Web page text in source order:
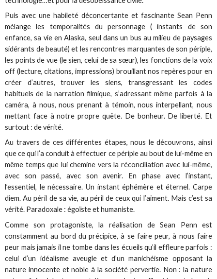
Puis avec une habileté déconcertante et fascinante Sean Penn
mélange les temporalités du personnage ( instants de son
enfance, sa vie en Alaska, seul dans un bus au milieu de paysages
sidérants de beauté) et les rencontres marquantes de son périple,
les points de vue (le sien, celui de sa sœur), les fonctions de la voix
off (lecture, citations, impressions) brouillant nos repères pour en
créer d’autres, trouver les siens, transgressant les codes
habituels de la narration filmique, s’adressant même parfois à la
caméra, à nous, nous prenant à témoin, nous interpellant, nous
mettant face à notre propre quête. De bonheur. De liberté. Et
surtout : de vérité.
Au travers de ces différentes étapes, nous le découvrons, ainsi
que ce qui l’a conduit à effectuer ce périple au bout de lui-même en
même temps que lui chemine vers la réconciliation avec lui-même,
avec son passé, avec son avenir. En phase avec l’instant,
l’essentiel, le nécessaire. Un instant éphémère et éternel. Carpe
diem. Au péril de sa vie, au péril de ceux qui l’aiment. Mais c’est sa
vérité. Paradoxale : égoïste et humaniste.
Comme son protagoniste, la réalisation de Sean Penn est
constamment au bord du précipice, à se faire peur, à nous faire
peur mais jamais il ne tombe dans les écueils qu’il effleure parfois :
celui d’un idéalisme aveugle et d’un manichéisme opposant la
nature innocente et noble à la société pervertie. Non : la nature